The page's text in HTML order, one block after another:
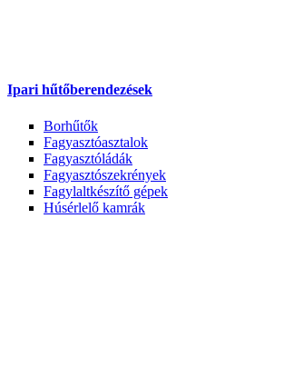
Ipari hűtőberendezések
Borhűtők
Fagyasztóasztalok
Fagyasztóládák
Fagyasztószekrények
Fagylaltkészítő gépek
Húsérlelő kamrák